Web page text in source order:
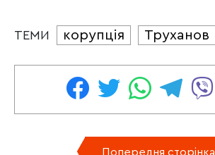
ТЕМИ корупція Труханов
Попередня сторінка